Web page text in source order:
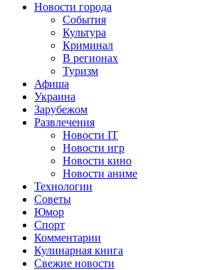
Новости города
События
Культура
Криминал
В регионах
Туризм
Афиша
Украина
Зарубежом
Развлечения
Новости IT
Новости игр
Новости кино
Новости аниме
Технологии
Советы
Юмор
Спорт
Комментарии
Кулинарная книга
Свежие новости